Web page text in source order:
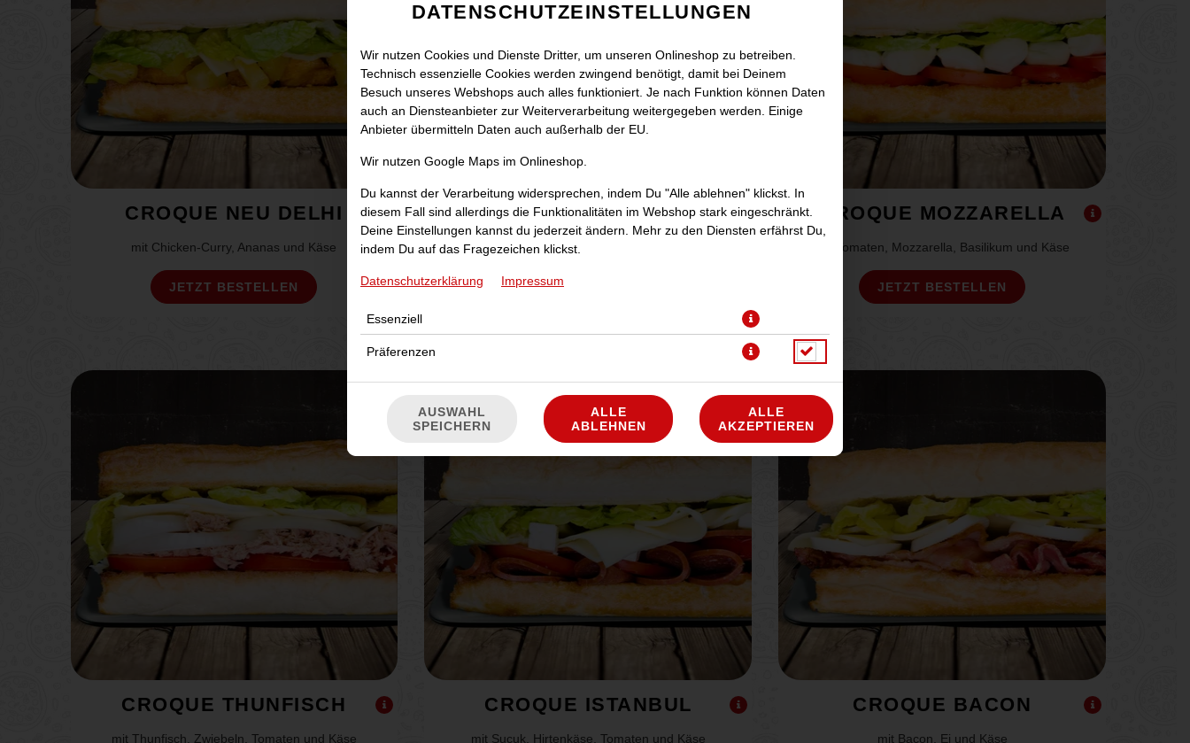
CROQUE NEU DELHI
mit Chicken-Curry, Ananas und Käse
JETZT BESTELLEN JETZT BESTELLEN
CROQUE MOZZARELLA
mit Tomaten, Mozzarella, Basilikum und Käse
JETZT BESTELLEN
CROQUE THUNFISCH
mit Thunfisch, Zwiebeln, Tomaten und Käse
CROQUE ISTANBUL
mit Sucuk, Hirtenkäse, Tomaten und Käse
CROQUE BACON
mit Bacon, Ei und Käse
DATENSCHUTZEINSTELLUNGEN
Wir nutzen Cookies und Dienste Dritter, um unseren Onlineshop zu betreiben.
Technisch essenzielle Cookies werden zwingend benötigt, damit bei Deinem
Besuch unseres Webshops auch alles funktioniert. Je nach Funktion können Daten
auch an Diensteanbieter zur Weiterverarbeitung weitergegeben werden. Einige
Anbieter übermitteln Daten auch außerhalb der EU.
Wir nutzen Google Maps im Onlineshop.
Du kannst der Verarbeitung widersprechen, indem Du "Alle ablehnen" klickst. In
diesem Fall sind allerdings die Funktionalitäten im Webshop stark eingeschränkt.
Deine Einstellungen kannst du jederzeit ändern. Mehr zu den Diensten erfährst Du,
indem Du auf das Fragezeichen klickst.
Datenschutzerklärung Impressum
Essenziell
Präferenzen
AUSWAHL
SPEICHERN
ALLE
ABLEHNEN
ALLE
AKZEPTIEREN